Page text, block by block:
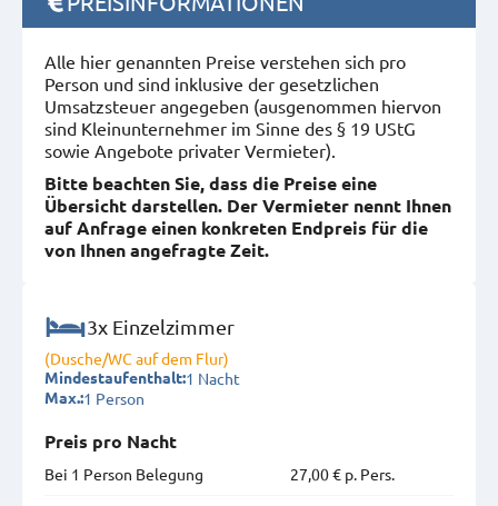
Alle hier genannten Preise verstehen sich pro
Person und sind inklusive der gesetzlichen
Umsatzsteuer angegeben (ausgenommen hiervon
sind Kleinunternehmer im Sinne des § 19 UStG
sowie Angebote privater Vermieter).
Bitte beachten Sie, dass die Preise eine
Übersicht darstellen. Der Vermieter nennt Ihnen
auf Anfrage einen konkreten Endpreis für die
von Ihnen angefragte Zeit.
3x Einzelzimmer
(Dusche/WC auf dem Flur)
Mindestaufenthalt:1 Nacht
Max.:1 Person
Preis pro Nacht
Bei 1 Person Belegung
27,00 € p. Pers.